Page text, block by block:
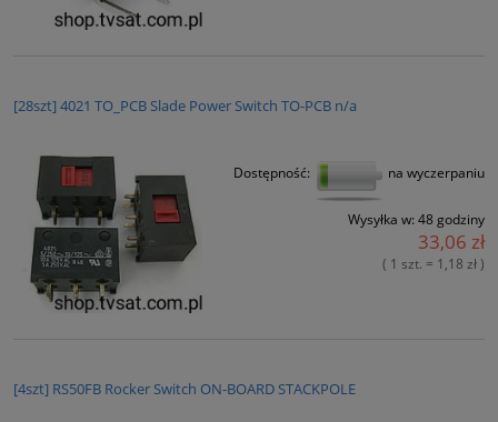
[28szt] 4021 TO_PCB Slade Power Switch TO-PCB n/a
Dostępność: na wyczerpaniu
Wysyłka w: 48 godziny
33,06 zł
( 1 szt. = 1,18 zł )
[4szt] RS50FB Rocker Switch ON-BOARD STACKPOLE